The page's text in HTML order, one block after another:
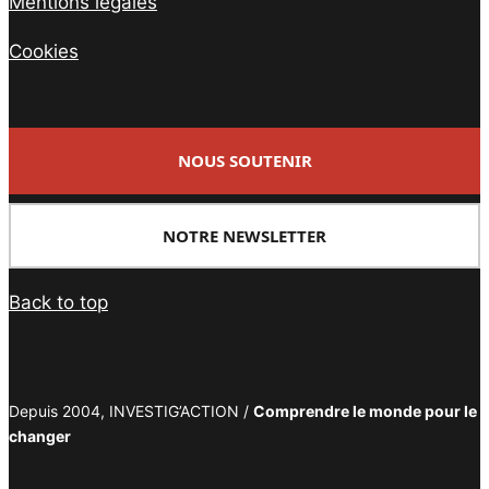
Cookies
NOUS SOUTENIR
NOTRE NEWSLETTER
Back to top
Depuis 2004, INVESTIG’ACTION / Comprendre le monde pour le
changer